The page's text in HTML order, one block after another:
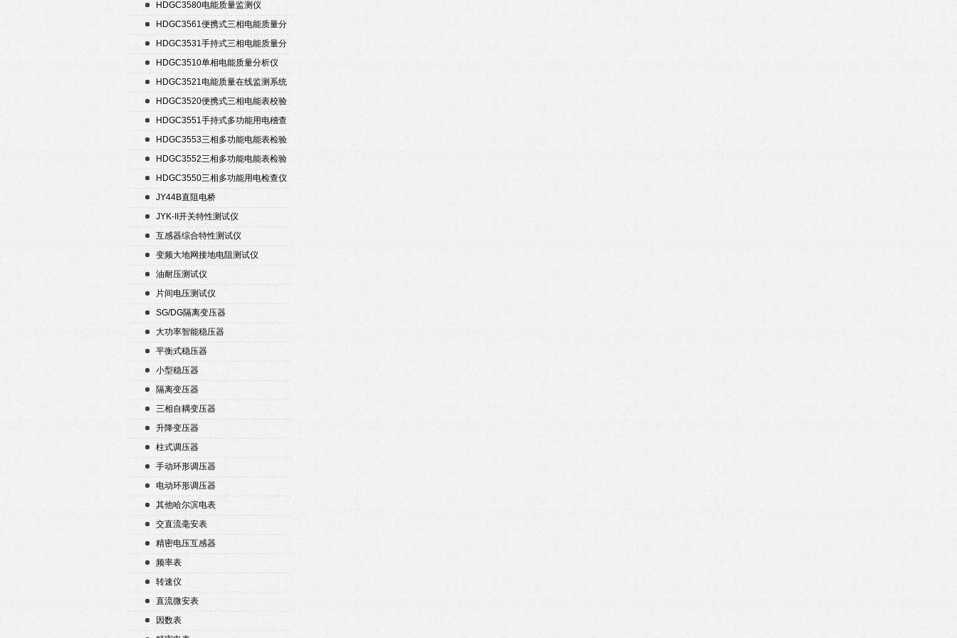
置
HDGC3580电能质量监测仪
HDGC3561便携式三相电能质量分
析仪
HDGC3531手持式三相电能质量分
析仪
HDGC3510单相电能质量分析仪
HDGC3521电能质量在线监测系统
HDGC3520便携式三相电能表校验
仪
HDGC3551手持式多功能用电稽查
仪
HDGC3553三相多功能电能表检验
装置
HDGC3552三相多功能电能表检验
装置
HDGC3550三相多功能用电检查仪
JY44B直阻电桥
JYK-II开关特性测试仪
互感器综合特性测试仪
变频大地网接地电阻测试仪
油耐压测试仪
片间电压测试仪
SG/DG隔离变压器
大功率智能稳压器
平衡式稳压器
小型稳压器
隔离变压器
三相自耦变压器
升降变压器
柱式调压器
手动环形调压器
电动环形调压器
其他哈尔滨电表
交直流毫安表
精密电压互感器
频率表
转速仪
直流微安表
因数表